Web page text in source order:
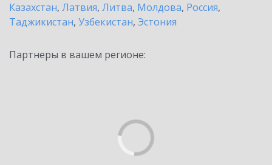
Казахстан, Латвия, Литва, Молдова, Россия,
Таджикистан, Узбекистан, Эстония
Партнеры в вашем регионе: